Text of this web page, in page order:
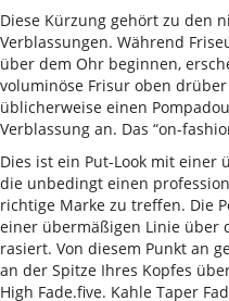
Diese Kürzung gehört zu den
Verblassungen. Während
über dem Ohr beginnen,
voluminöse Frisur oben
üblicherweise einen
Verblassung an. Das “on-
Dies ist ein Put-Look mit einer
die unbedingt einen
richtige Marke zu treffen. Die
einer übermäßigen Linie über
rasiert. Von diesem Punkt an
an der Spitze Ihres Kopfes
High Fade.five. Kahle Taper